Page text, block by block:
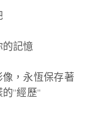
記憶
，永恆保存著
”經歷”